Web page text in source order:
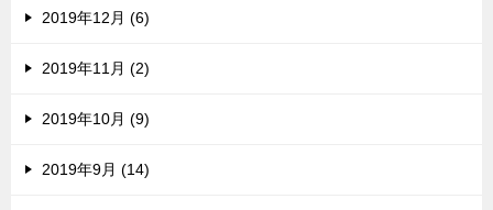
2019年12月 (6)
2019年11月 (2)
2019年10月 (9)
2019年9月 (14)